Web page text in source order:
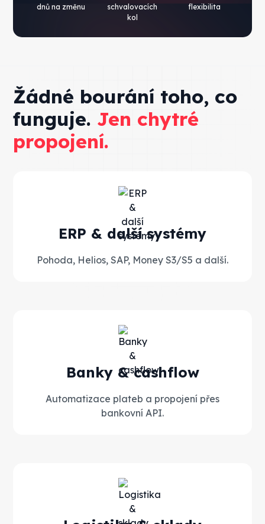
dnů na změnu
schvalovacích
kol
flexibilita
Žádné bourání toho, co
funguje. Jen chytré
propojení.
ERP & další systémy
Pohoda, Helios, SAP, Money S3/S5 a další.
Banky & cashflow
Automatizace plateb a propojení přes
bankovní API.